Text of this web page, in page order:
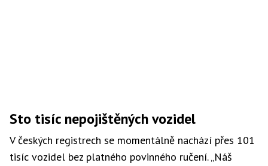
Sto tisíc nepojištěných vozidel
V českých registrech se momentálně nachází přes 101
tisíc vozidel bez platného povinného ručení. „Náš